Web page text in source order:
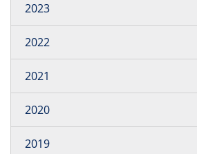
2023
2022
2021
2020
2019